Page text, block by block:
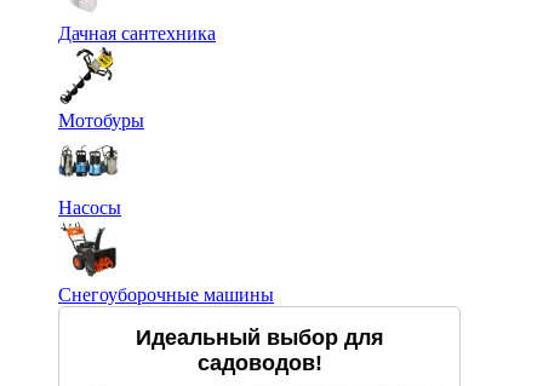
Дачная сантехника
Мотобуры
Насосы
Снегоуборочные машины
Идеальный выбор для
садоводов!